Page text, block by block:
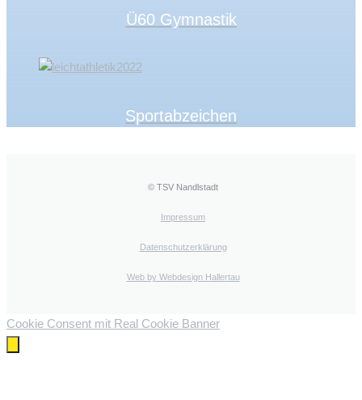
Ü60 Gymnastik
Sportabzeichen
© TSV Nandlstadt
Impressum
Datenschutzerklärung
Web by Webdesign Hallertau
Cookie Consent mit Real Cookie Banner